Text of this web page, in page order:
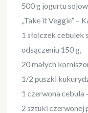
500 g jogurtu
„Take it Veggie” –
1 słoiczek cebulek
odsączeniu 150 g,
20 małych
1/2 puszki
1 czerwona cebula
2 sztuki czerwonej